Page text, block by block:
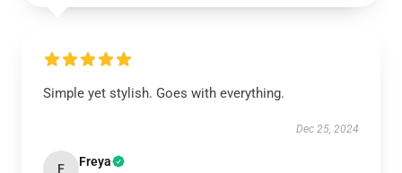
Simple yet stylish. Goes with everything.
Dec 25, 2024
F Freya